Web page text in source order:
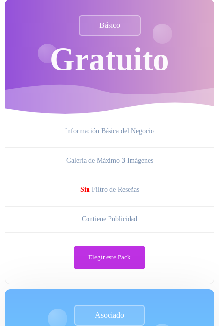
Básico
Gratuito
Información Básica del Negocio
Galería de Máximo 3Imágenes
Sin Filtro de Reseñas
Contiene Publicidad
Elegir este Pack
Asociado